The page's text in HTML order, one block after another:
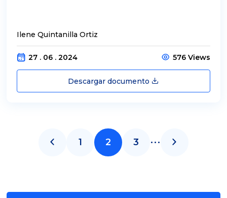
Ilene Quintanilla Ortiz
27 . 06 . 2024 576 Views
Descargar documento
1 2 3 ...